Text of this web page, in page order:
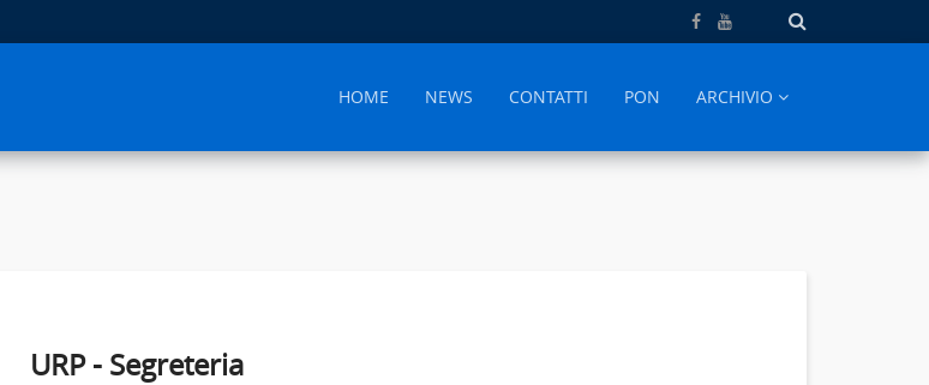
HOME NEWS CONTATTI PON ARCHIVIO
URP - Segreteria